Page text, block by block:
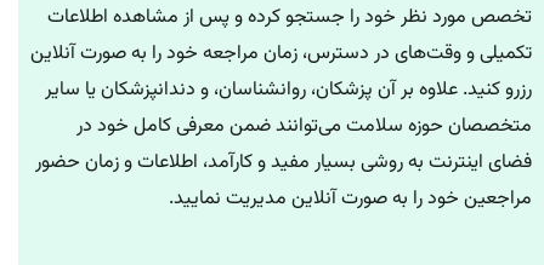
تخصص مورد نظر خود را جستجو کرده و پس از مشاهده اطلاعات
تکمیلی و وقت‌های در دسترس، زمان مراجعه خود را به صورت آنلاین
رزرو کنید. علاوه بر آن پزشکان، روانشناسان، و دندانپزشکان یا سایر
متخصصان حوزه سلامت می‌توانند ضمن معرفی کامل خود در
فضای اینترنت به روشی بسیار مفید و کارآمد، اطلاعات و زمان حضور
مراجعین خود را به صورت آنلاین مدیریت نمایید.